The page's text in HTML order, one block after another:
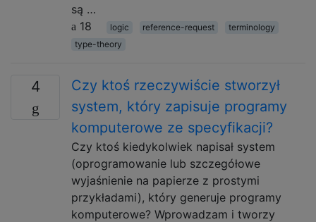
są …
18
logic reference-request
terminology
type-theory
4
Czy ktoś rzeczywiście stworzył
system, który zapisuje programy
komputerowe ze specyfikacji?
Czy ktoś kiedykolwiek napisał system
(oprogramowanie lub szczegółowe
wyjaśnienie na papierze z prostymi
przykładami), który generuje programy
komputerowe? Wprowadzam i tworzy